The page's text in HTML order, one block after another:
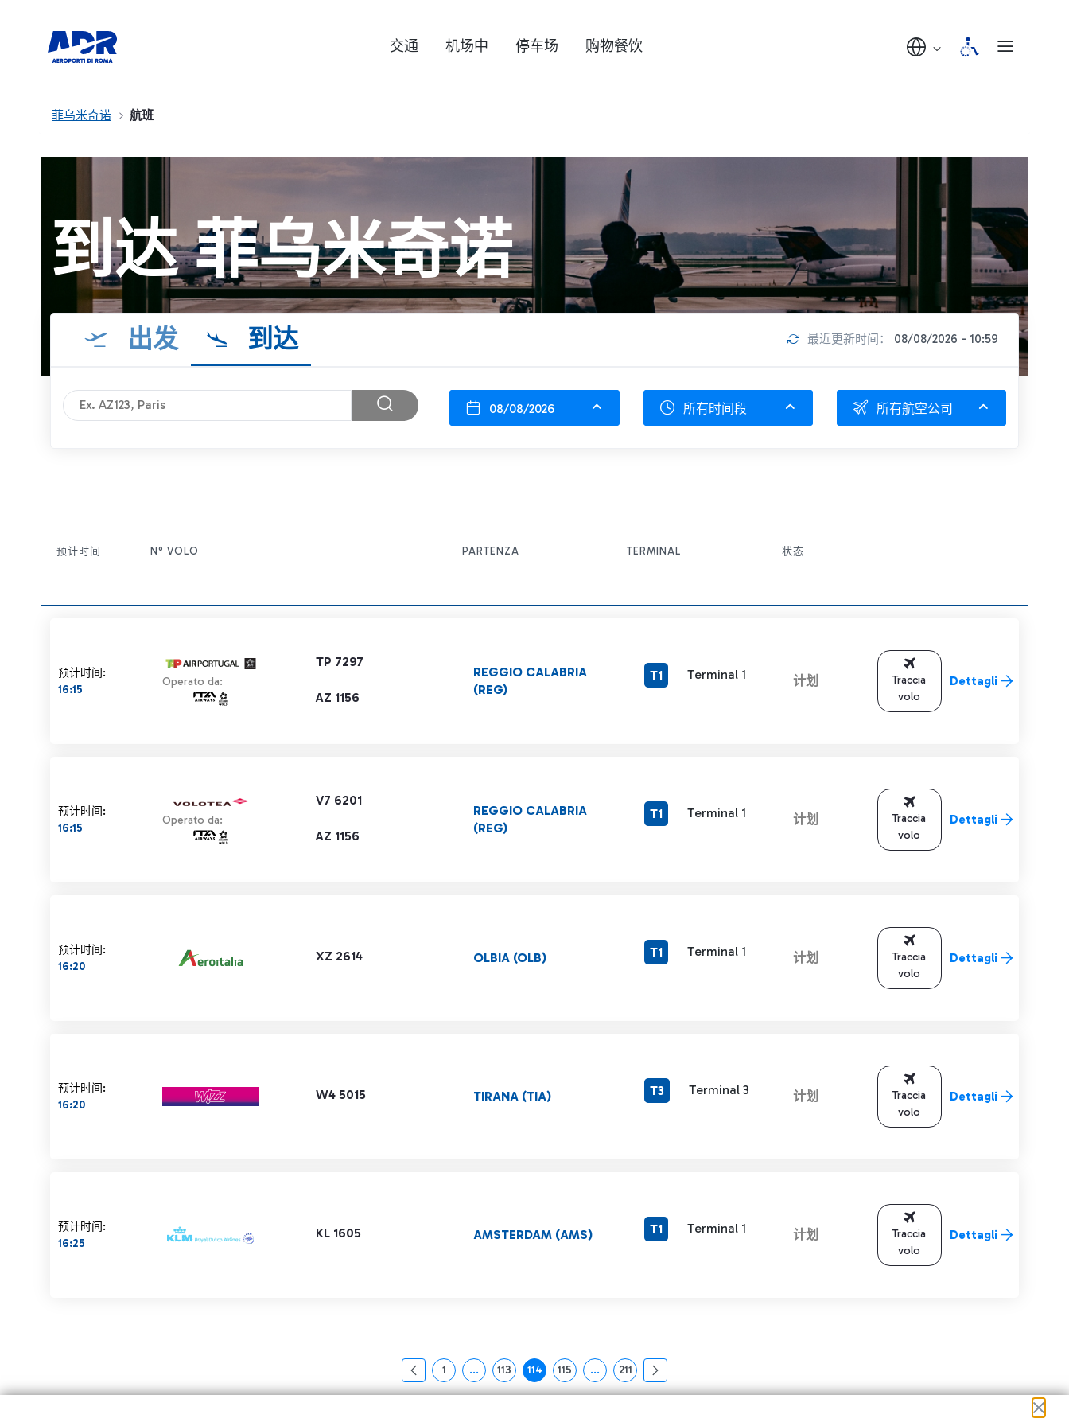
交通 机场中 停车场 购物餐饮
菲乌米奇诺 航班
到达 菲乌米奇诺
出发 到达 最近更新时间： 08/08/2026 - 10:59
08/08/2026 所有时间段 所有航空公司
预计时间 N° VOLO PARTENZA TERMINAL 状态
预计时间:
16:15
TP 7297
Operato da:
AZ 1156
REGGIO CALABRIA
(REG)
T1 Terminal 1 计划
Traccia
volo
Dettagli
预计时间:
16:15
V7 6201
Operato da:
AZ 1156
REGGIO CALABRIA
(REG)
T1 Terminal 1 计划
Traccia
volo
Dettagli
预计时间:
16:20
XZ 2614 OLBIA (OLB) T1 Terminal 1 计划
Traccia
volo
Dettagli
预计时间:
16:20
W4 5015 TIRANA (TIA) T3 Terminal 3 计划
Traccia
volo
Dettagli
预计时间:
16:25
KL 1605 AMSTERDAM (AMS) T1 Terminal 1 计划
Traccia
volo
Dettagli
页面
1 ...中间页面 使用 TAB 键进行导航。
页面
113 页面
114 页面
115 ...中间页面 使用 TAB 键进行导航。
页面
211